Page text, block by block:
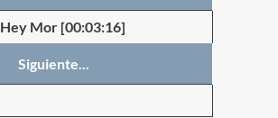
Hey Mor [00:03:16]
Siguiente...